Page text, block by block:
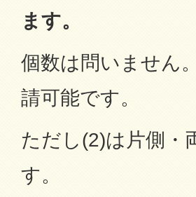
ます。
個数は問いません
請可能です。
ただし(2)は片側・
す。